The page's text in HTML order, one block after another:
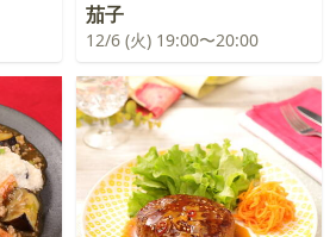
茄子
12/6 (火) 19:00〜20:00